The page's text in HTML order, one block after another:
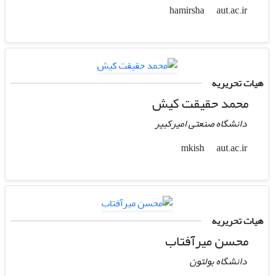
hamirsha
aut.ac.ir
هیات تحریریه
محمد حقیقت کیش
دانشگاه صنعتی امیرکبیر
mkish
aut.ac.ir
هیات تحریریه
محسن میرآفتاب
دانشگاه بولتون